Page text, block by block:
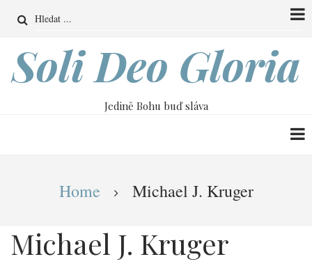
obsahu
Search
Soli Deo Gloria
Jedině Bohu buď sláva
Drobečková
navigace
Home Michael J. Kruger
Michael J. Kruger